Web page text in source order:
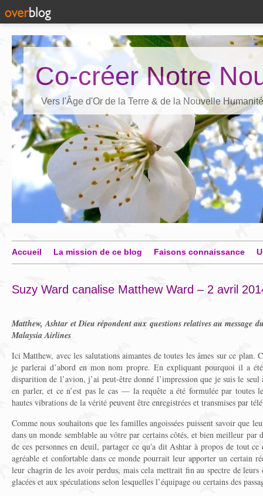
Co-créer Notre
Vers l'Âge d'Or de la Terre & de la Nouvelle Humanité
Accueil La mission de ce blog Faisons connaissance
Suzy Ward canalise Matthew Ward – 2 avril
Matthew, Ashtar et Dieu répondent aux questions relatives au message
Malaysia Airlines
Ici Matthew, avec les salutations aimantes de toutes les âmes sur ce plan.
je parlerai d’abord en mon nom propre. En expliquant pourquoi il a
disparition de l’avion, j’ai peut-être donné l’impression que je suis le
en parler, et ce n’est pas le cas — la requête a été formulée par toutes
hautes vibrations de la vérité peuvent être enregistrées et transmises par
Comme nous souhaitons que les familles angoissées puissent savoir que
dans un monde semblable au vôtre par certains côtés, et bien meilleur par
de ces personnes en deuil, partager ce qu'a dit Ashtar à propos de tout
agréable et confortable dans ce monde pourrait leur apporter un certain
leur chagrin de les avoir perdus, mais cela mettrait fin au spectre de leurs
glacées et aux spéculations selon lesquelles l’équipage ou certains des